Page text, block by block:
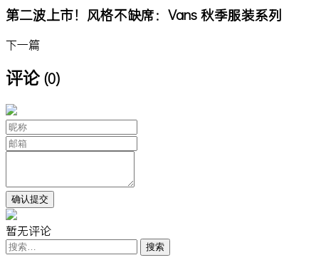
第二波上市！风格不缺席：Vans 秋季服装系列
下一篇
评论 (0)
暂无评论
搜